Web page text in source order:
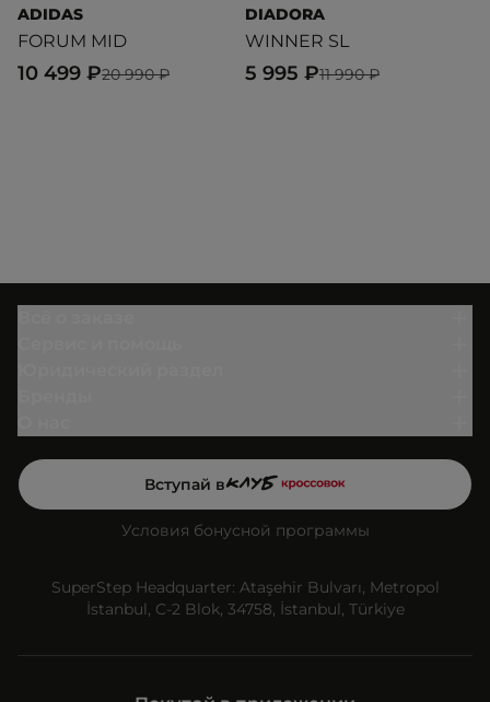
ADIDAS
FORUM MID
20 990 ₽
10 499 ₽
DIADORA
WINNER SL
11 990 ₽
5 995 ₽
Вступай в
Условия бонусной программы
SuperStep Headquarter: Ataşehir Bulvarı, Metropol
İstanbul, C-2 Blok, 34758, İstanbul, Türkiye